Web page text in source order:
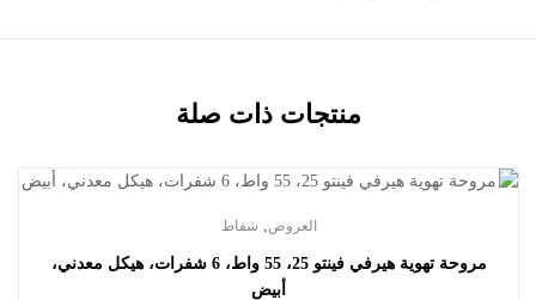
منتجات ذات صلة
العروض شفاط
مروحة تهوية هيرفي فينتو 25، 55 واط، 6 شفرات، هيكل معدني،
أبيض